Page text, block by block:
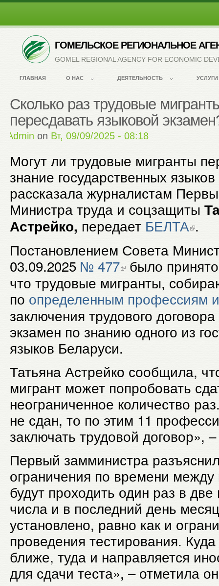
ГОМЕЛЬСКОЕ РЕГИОНАЛЬНОЕ
GOMEL REGIONAL AGENCY FOR ECONOMIC
ГЛАВНАЯ О НАС ДЕЯТЕЛЬНОСТЬ УСЛУГИ
Сколько раз трудовые
пересдавать языковой
Admin on Вт, 09/09/2025 - 08:18
Могут ли трудовые мигранты
знание государственных
рассказала журналистам
Министра труда и соцзащиты
Астрейко, передает БЕЛТА .
Постановлением Совета
03.09.2025 № 477 было
что трудовые мигранты,
по определенным профессиям
заключения трудового
экзамен по знанию одного из
языков Беларуси.
Татьяна Астрейко сообщила,
мигрант может попробовать
неограниченное количество
не сдан, то по этим 11
заключать трудовой договор»,
Первый замминистра
ограничения по времени
будут проходить один раз в две
числа и в последний день
установлено, равно как и
проведения тестирования.
ближе, туда и направляется
для сдачи теста», – отметила